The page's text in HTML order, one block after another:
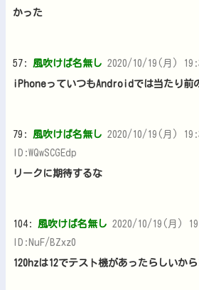
かった
57: 風吹けば名無し 2020/10/19(月)
iPhoneっていつもAndroidでは当たり前
79: 風吹けば名無し 2020/10/19(月)
ID:WQwSCGEdp
リークに期待するな
104: 風吹けば名無し 2020/10/19(月)
ID:NuF/BZxz0
120hzは12でテスト機があったらしいか